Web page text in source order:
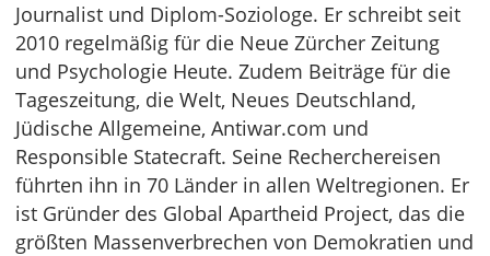
Journalist und Diplom-Soziologe. Er schreibt seit
2010 regelmäßig für die Neue Zürcher Zeitung
und Psychologie Heute. Zudem Beiträge für die
Tageszeitung, die Welt, Neues Deutschland,
Jüdische Allgemeine, Antiwar.com und
Responsible Statecraft. Seine Recherchereisen
führten ihn in 70 Länder in allen Weltregionen. Er
ist Gründer des Global Apartheid Project, das die
größten Massenverbrechen von Demokratien und